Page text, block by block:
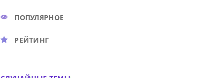
ПОПУЛЯРНОЕ
РЕЙТИНГ